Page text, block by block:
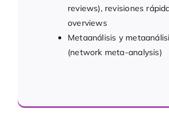
reviews), revisiones
overviews
Metaanálisis y
(network meta-analysis)